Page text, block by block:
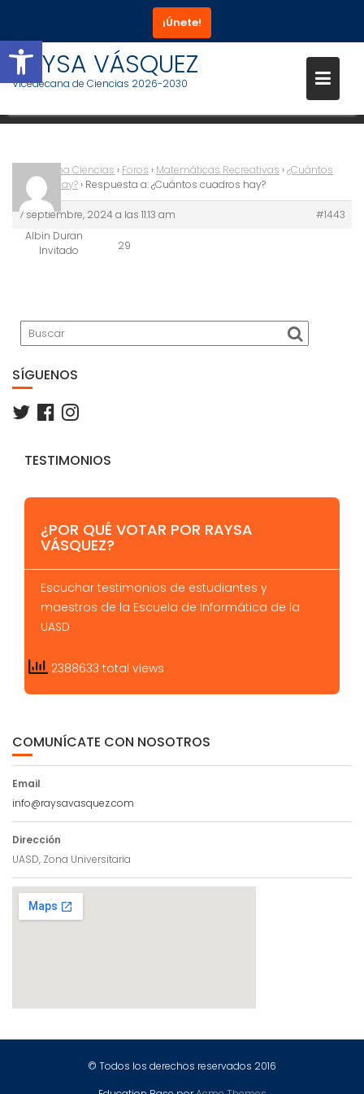
Abrir barra de herramientas
Saltar
contenido
¡Únete!
RAYSA VÁSQUEZ
Vicedecana de Ciencias 2026-2030
RESPUESTA A: ¿CUÁNTOS
CUADROS HAY?
Vicedecana Ciencias › Foros › Matemáticas Recreativas ›¿Cuántos
cuadros hay? › Respuesta a: ¿Cuántos cuadros hay?
7 septiembre, 2024 a las 11:13 am
#1443
Albin Duran
Invitado
29
Buscar
SÍGUENOS
TESTIMONIOS
¿POR QUÉ VOTAR POR RAYSA
VÁSQUEZ?
Escuchar testimonios de estudiantes y
maestros de la Escuela de Informática de la
UASD
2388633 total views
COMUNÍCATE CON NOSOTROS
Email
info@raysavasquez.com
Dirección
UASD, Zona Universitaria
© Todos los derechos reservados 2016